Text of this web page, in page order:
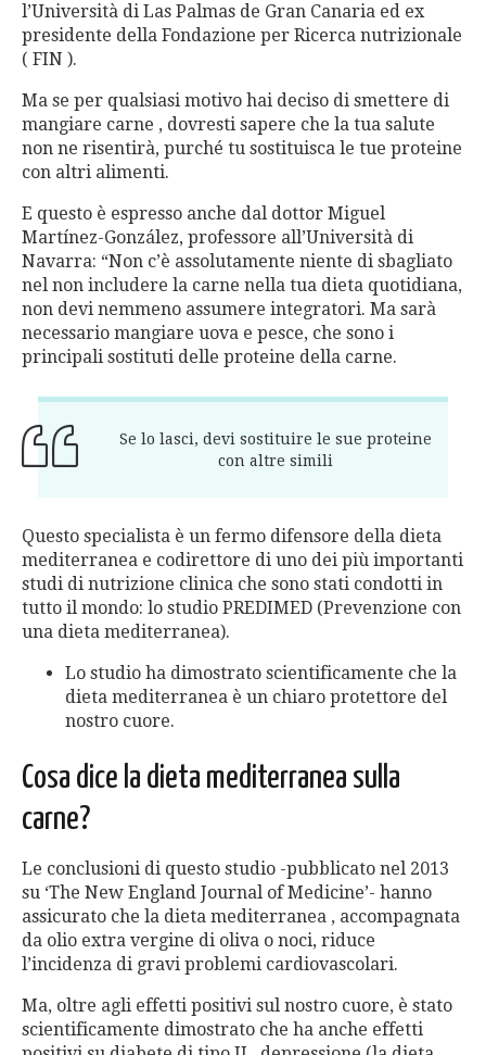
l’Università di Las Palmas de Gran Canaria ed ex
presidente della Fondazione per Ricerca nutrizionale
( FIN ).
Ma se per qualsiasi motivo hai deciso di smettere di
mangiare carne , dovresti sapere che la tua salute
non ne risentirà, purché tu sostituisca le tue proteine
con altri alimenti.
E questo è espresso anche dal dottor Miguel
Martínez-González, professore all’Università di
Navarra: “Non c’è assolutamente niente di sbagliato
nel non includere la carne nella tua dieta quotidiana,
non devi nemmeno assumere integratori. Ma sarà
necessario mangiare uova e pesce, che sono i
principali sostituti delle proteine della carne.
Se lo lasci, devi sostituire le sue proteine
con altre simili
Questo specialista è un fermo difensore della dieta
mediterranea e codirettore di uno dei più importanti
studi di nutrizione clinica che sono stati condotti in
tutto il mondo: lo studio PREDIMED (Prevenzione con
una dieta mediterranea).
Lo studio ha dimostrato scientificamente che la
dieta mediterranea è un chiaro protettore del
nostro cuore.
Cosa dice la dieta mediterranea sulla
carne?
Le conclusioni di questo studio -pubblicato nel 2013
su ‘The New England Journal of Medicine’- hanno
assicurato che la dieta mediterranea , accompagnata
da olio extra vergine di oliva o noci, riduce
l’incidenza di gravi problemi cardiovascolari.
Ma, oltre agli effetti positivi sul nostro cuore, è stato
scientificamente dimostrato che ha anche effetti